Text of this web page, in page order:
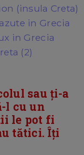
(insula Creta)
in Grecia
in Grecia
(2)
sau ți-a
l cu un
le pot fi
tătici. Îți